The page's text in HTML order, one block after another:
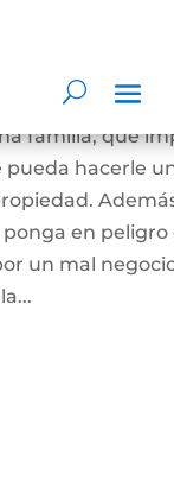
familia
de
familia, que
hacerle
en peligro
un mal